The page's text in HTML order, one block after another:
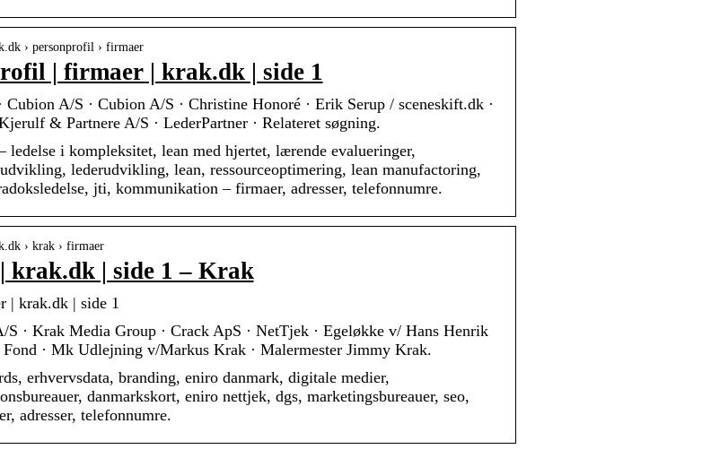
› personprofil › firmaer
| firmaer | krak.dk | side 1
Cubion A/S · Cubion A/S · Christine Honoré · Erik Serup / sceneskift.dk ·
& Partnere A/S · LederPartner · Relateret søgning.
ledelse i kompleksitet, lean med hjertet, lærende evalueringer,
lederudvikling, lean, ressourceoptimering, lean manufactoring,
jti, kommunikation – firmaer, adresser, telefonnumre.
› krak › firmaer
krak.dk | side 1 – Krak
| krak.dk | side 1
S · Krak Media Group · Crack ApS · NetTjek · Egeløkke v/ Hans Henrik
· Mk Udlejning v/Markus Krak · Malermester Jimmy Krak.
erhvervsdata, branding, eniro danmark, digitale medier,
danmarkskort, eniro nettjek, dgs, marketingsbureauer, seo,
adresser, telefonnumre.